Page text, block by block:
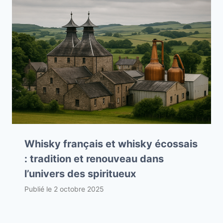
Whisky français et whisky écossais
: tradition et renouveau dans
l’univers des spiritueux
Publié le 2 octobre 2025